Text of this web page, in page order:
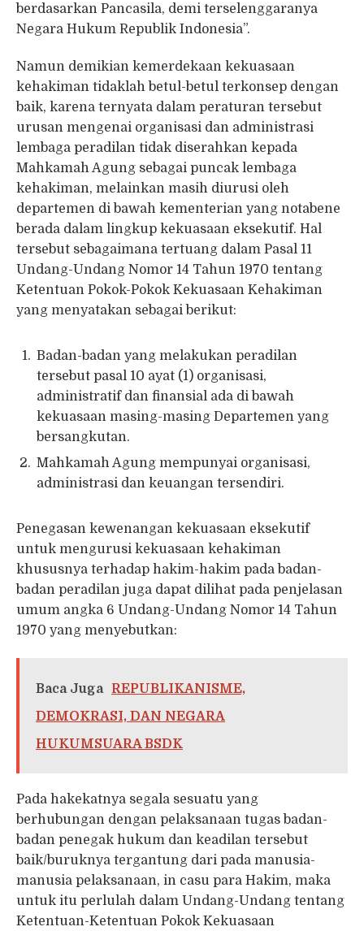
berdasarkan Pancasila, demi terselenggaranya
Negara Hukum Republik Indonesia”.
Namun demikian kemerdekaan kekuasaan
kehakiman tidaklah betul-betul terkonsep dengan
baik, karena ternyata dalam peraturan tersebut
urusan mengenai organisasi dan administrasi
lembaga peradilan tidak diserahkan kepada
Mahkamah Agung sebagai puncak lembaga
kehakiman, melainkan masih diurusi oleh
departemen di bawah kementerian yang notabene
berada dalam lingkup kekuasaan eksekutif. Hal
tersebut sebagaimana tertuang dalam Pasal 11
Undang-Undang Nomor 14 Tahun 1970 tentang
Ketentuan Pokok-Pokok Kekuasaan Kehakiman
yang menyatakan sebagai berikut:
Badan-badan yang melakukan peradilan
tersebut pasal 10 ayat (1) organisasi,
administratif dan finansial ada di bawah
kekuasaan masing-masing Departemen yang
bersangkutan.
Mahkamah Agung mempunyai organisasi,
administrasi dan keuangan tersendiri.
Penegasan kewenangan kekuasaan eksekutif
untuk mengurusi kekuasaan kehakiman
khususnya terhadap hakim-hakim pada badan-
badan peradilan juga dapat dilihat pada penjelasan
umum angka 6 Undang-Undang Nomor 14 Tahun
1970 yang menyebutkan:
Baca Juga
REPUBLIKANISME,
DEMOKRASI, DAN NEGARA
HUKUMSUARA BSDK
Pada hakekatnya segala sesuatu yang
berhubungan dengan pelaksanaan tugas badan-
badan penegak hukum dan keadilan tersebut
baik/buruknya tergantung dari pada manusia-
manusia pelaksanaan, in casu para Hakim, maka
untuk itu perlulah dalam Undang-Undang tentang
Ketentuan-Ketentuan Pokok Kekuasaan